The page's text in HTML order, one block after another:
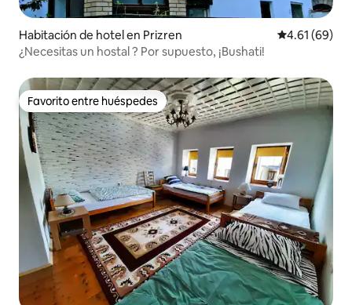
Habitación de hotel en Prizren Calificación
4.61 (69)
¿Necesitas un hostal ? Por supuesto, ¡Bushati!
Favorito entre huéspedes
Favorito entre huéspedes